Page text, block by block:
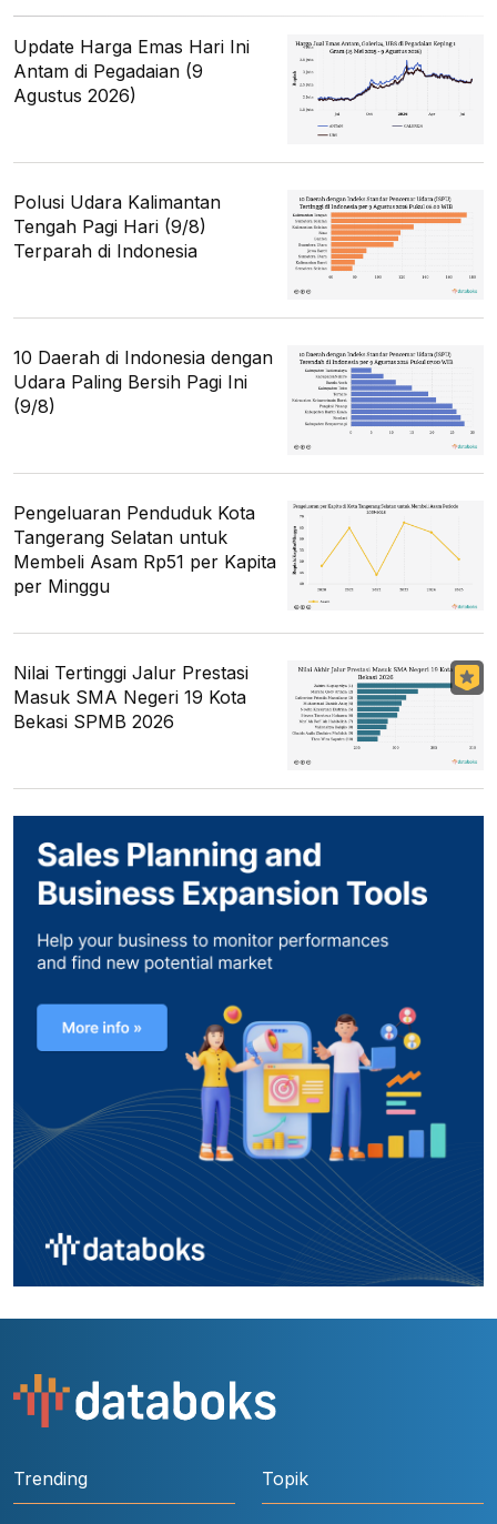
Update Harga Emas Hari Ini
Antam di Pegadaian (9
Agustus 2026)
Polusi Udara Kalimantan
Tengah Pagi Hari (9/8)
Terparah di Indonesia
10 Daerah di Indonesia dengan
Udara Paling Bersih Pagi Ini
(9/8)
Pengeluaran Penduduk Kota
Tangerang Selatan untuk
Membeli Asam Rp51 per Kapita
per Minggu
Nilai Tertinggi Jalur Prestasi
Masuk SMA Negeri 19 Kota
Bekasi SPMB 2026
Trending Topik